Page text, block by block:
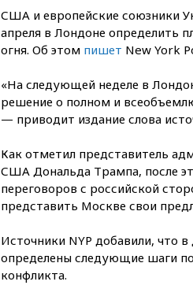
США и европейские союзники
апреля в Лондоне определить
огня. Об этом пишет New York
«На следующей неделе в
решение о полном и
— приводит издание слова
Как отметил представитель
США Дональда Трампа, после
переговоров с российской
представить Москве свои
Источники NYP добавили, что
определены следующие шаги
конфликта.